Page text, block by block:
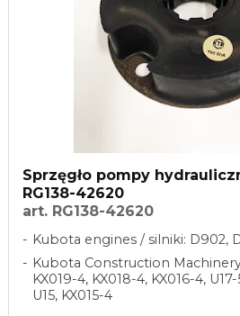
Sprzęgło pompy
RG138-42620
art. RG138-42620
Kubota engines / silniki: D902,
Kubota Construction
KX019-4, KX018-4, KX016-4, U17-
U15, KX015-4